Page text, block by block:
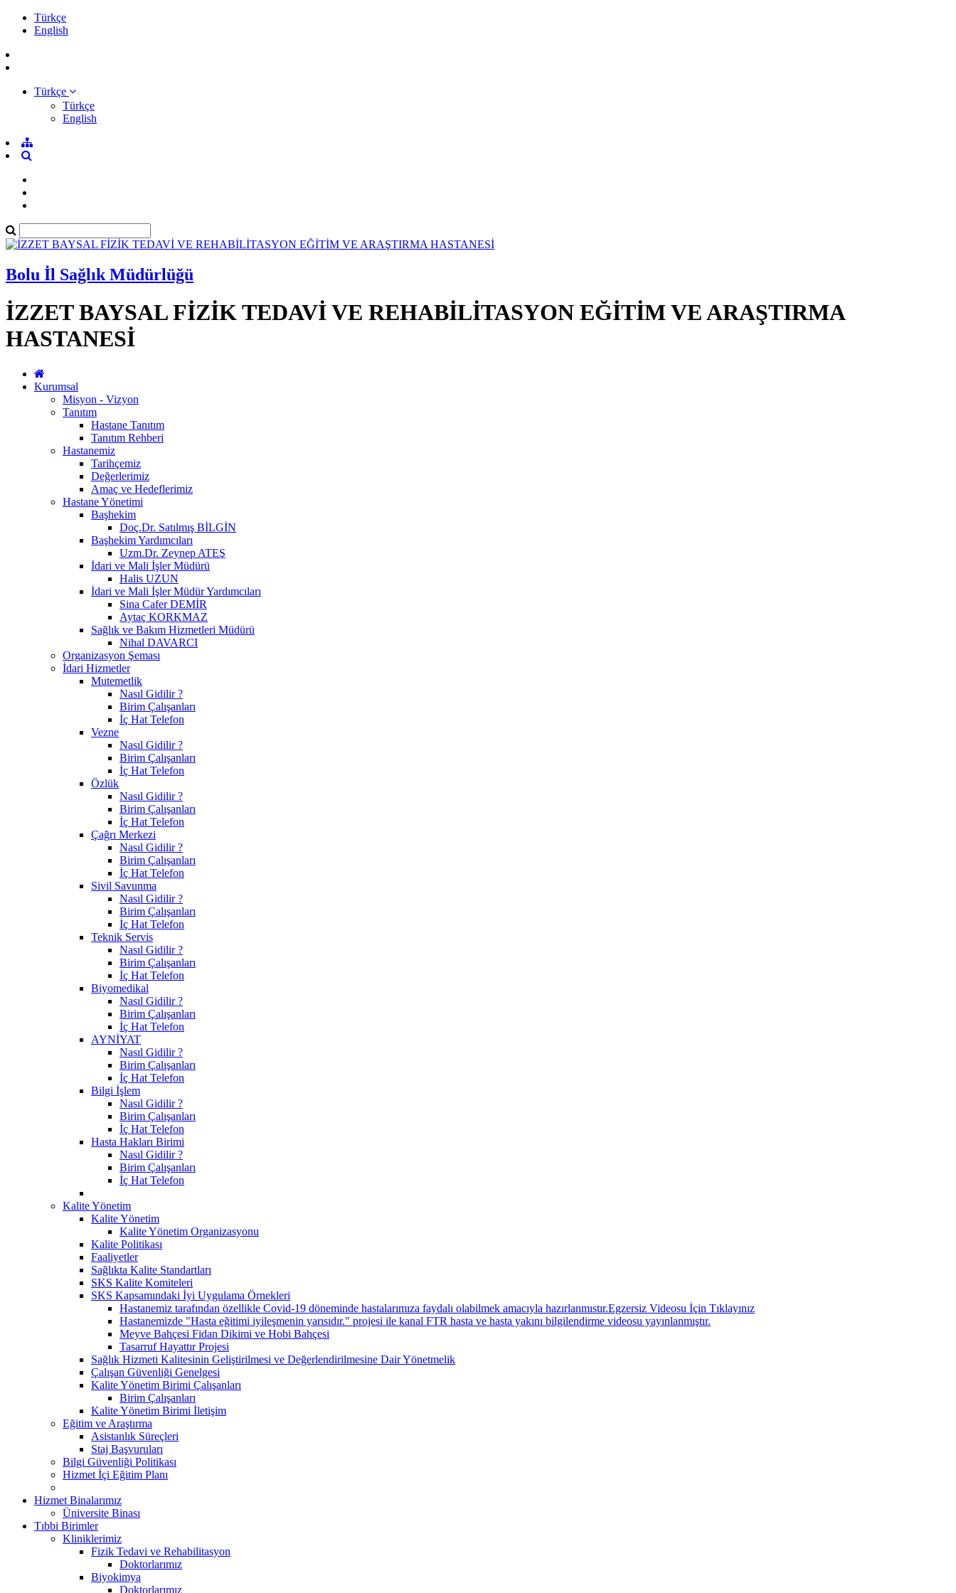
Türkçe
English
Türkçe
Türkçe
English
Bolu İl Sağlık Müdürlüğü
İZZET BAYSAL FİZİK TEDAVİ VE REHABİLİTASYON EĞİTİM VE ARAŞTIRMA
HASTANESİ
Kurumsal
Misyon - Vizyon
Tanıtım
Hastane Tanıtım
Tanıtım Rehberi
Hastanemiz
Tarihçemiz
Değerlerimiz
Amaç ve Hedeflerimiz
Hastane Yönetimi
Başhekim
Doç.Dr. Satılmış BİLGİN
Başhekim Yardımcıları
Uzm.Dr. Zeynep ATEŞ
İdari ve Mali İşler Müdürü
Halis UZUN
İdari ve Mali İşler Müdür Yardımcıları
Sina Cafer DEMİR
Aytaç KORKMAZ
Sağlık ve Bakım Hizmetleri Müdürü
Nihal DAVARCI
Organizasyon Şeması
İdari Hizmetler
Mutemetlik
Nasıl Gidilir ?
Birim Çalışanları
İç Hat Telefon
Vezne
Nasıl Gidilir ?
Birim Çalışanları
İç Hat Telefon
Özlük
Nasıl Gidilir ?
Birim Çalışanları
İç Hat Telefon
Çağrı Merkezi
Nasıl Gidilir ?
Birim Çalışanları
İç Hat Telefon
Sivil Savunma
Nasıl Gidilir ?
Birim Çalışanları
İç Hat Telefon
Teknik Servis
Nasıl Gidilir ?
Birim Çalışanları
İç Hat Telefon
Biyomedikal
Nasıl Gidilir ?
Birim Çalışanları
İç Hat Telefon
AYNİYAT
Nasıl Gidilir ?
Birim Çalışanları
İç Hat Telefon
Bilgi İşlem
Nasıl Gidilir ?
Birim Çalışanları
İç Hat Telefon
Hasta Hakları Birimi
Nasıl Gidilir ?
Birim Çalışanları
İç Hat Telefon
Kalite Yönetim
Kalite Yönetim
Kalite Yönetim Organizasyonu
Kalite Politikası
Faaliyetler
Sağlıkta Kalite Standartları
SKS Kalite Komiteleri
SKS Kapsamındaki İyi Uygulama Örnekleri
Hastanemiz tarafından özellikle Covid-19 döneminde hastalarımıza faydalı olabilmek amacıyla hazırlanmıstır.Egzersiz Videosu İçin Tıklayınız
Hastanemizde "Hasta eğitimi iyileşmenin yarısıdır." projesi ile kanal FTR hasta ve hasta yakını bilgilendirme videosu yayınlanmıştır.
Meyve Bahçesi Fidan Dikimi ve Hobi Bahçesi
Tasarruf Hayattır Projesi
Sağlık Hizmeti Kalitesinin Geliştirilmesi ve Değerlendirilmesine Dair Yönetmelik
Çalışan Güvenliği Genelgesi
Kalite Yönetim Birimi Çalışanları
Birim Çalışanları
Kalite Yönetim Birimi İletişim
Eğitim ve Araştırma
Asistanlık Süreçleri
Staj Başvuruları
Bilgi Güvenliği Politikası
Hizmet İçi Eğitim Planı
Hizmet Binalarımız
Üniversite Binası
Tıbbi Birimler
Kliniklerimiz
Fizik Tedavi ve Rehabilitasyon
Doktorlarımız
Biyokimya
Doktorlarımız